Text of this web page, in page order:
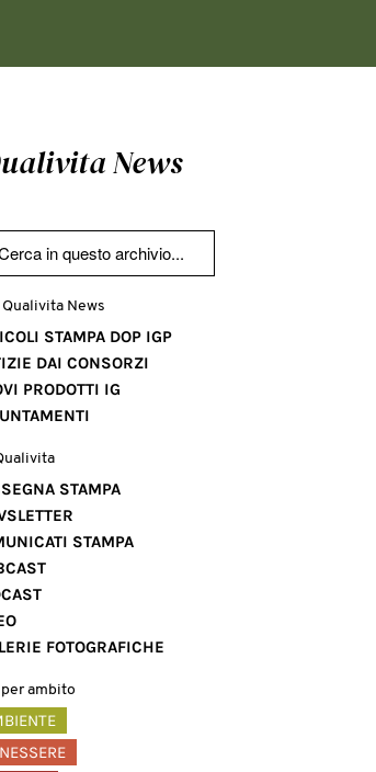
News
News
STAMPA DOP IGP
DAI CONSORZI
PRODOTTI IG
STAMPA
STAMPA
FOTOGRAFICHE
ambito